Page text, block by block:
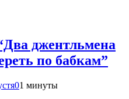
джентльмена
по бабкам”
01 минуты